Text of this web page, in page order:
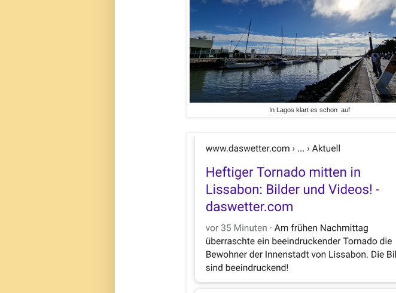
In Lagos klart es schon auf